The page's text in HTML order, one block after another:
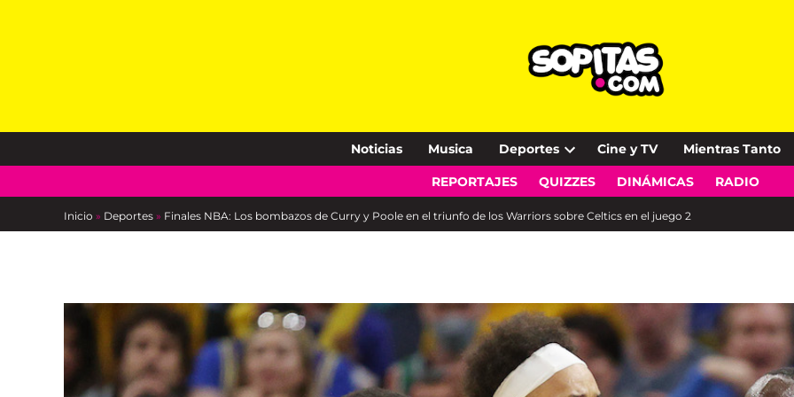
Noticias Musica Deportes
Open
dropdown
Cine y TV Mientras Tanto
REPORTAJES QUIZZES DINÁMICAS RADIO
Inicio » Deportes » Finales NBA: Los bombazos de Curry y Poole en el triunfo de los Warriors sobre Celtics en el juego 2